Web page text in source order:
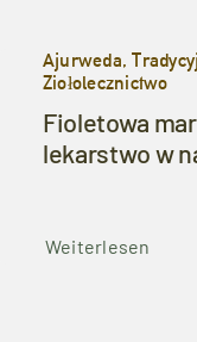
Ajurweda,
Ziołolecznictwo
Fioletowa
lekarstwo w
Weiterlesen